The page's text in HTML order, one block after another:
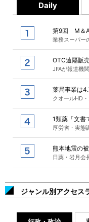
Daily
第9回 M＆A
業務スーパー
OTC遠隔販
JFAが報道機
薬局事業は
クオールHD
1類薬「文書
厚労省・実態
熊本地震の
日薬・岩月会
ジャンル別アクセス